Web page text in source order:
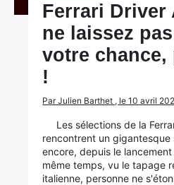
Ferrari Driver
ne laissez
votre chance,
!
Par Julien Barthet , le 10 avril
Les sélections de la
rencontrent un
encore, depuis le
même temps, vu le tapage
italienne, personne ne